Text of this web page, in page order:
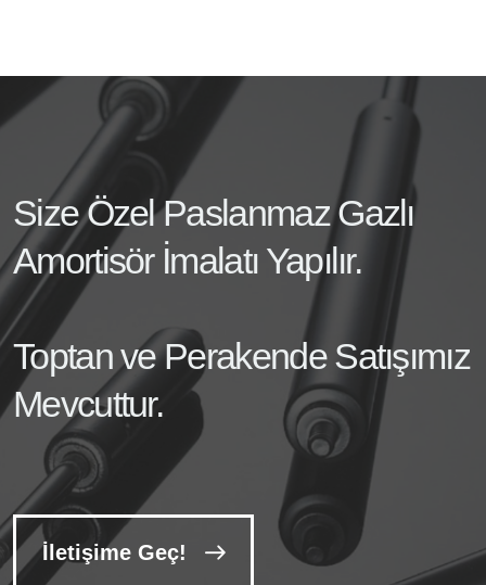
Size Özel Paslanmaz Gazlı
Amortisör İmalatı Yapılır.
Toptan ve Perakende Satışımız
Mevcuttur.
İletişime Geç!